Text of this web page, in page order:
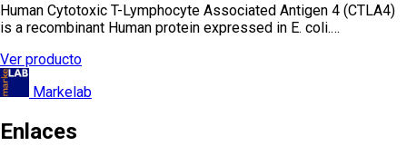
Human Cytotoxic T-Lymphocyte Associated Antigen 4 (CTLA4)
is a recombinant Human protein expressed in E. coli.…
Ver producto
Markelab
Enlaces